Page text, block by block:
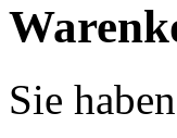
Sie